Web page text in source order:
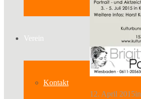
Verein
Kontakt
12. April 2015in